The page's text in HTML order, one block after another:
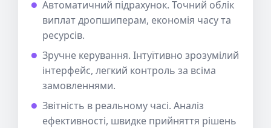
Автоматичний підрахунок. Точний облік
виплат дропшиперам, економія часу та
ресурсів.
Зручне керування. Інтуїтивно зрозумілий
інтерфейс, легкий контроль за всіма
замовленнями.
Звітність в реальному часі. Аналіз
ефективності, швидке прийняття рішень